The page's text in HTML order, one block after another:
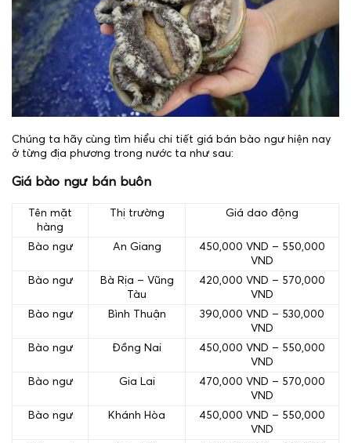
Chúng ta hãy cùng tìm hiểu chi tiết giá bán bào ngư hiện nay
ở từng địa phương trong nước ta như sau:
Giá bào ngư bán buôn
Tên mặt
hàng
Thị trường Giá dao động
Bào ngư An Giang
450,000 VND – 550,000
VND
Bào ngư
Bà Rịa – Vũng
Tàu
420,000 VND – 570,000
VND
Bào ngư
Bình Thuận
390,000 VND – 530,000
VND
Bào ngư
Đồng Nai
450,000 VND – 550,000
VND
Bào ngư
Gia Lai
470,000 VND – 570,000
VND
Bào ngư
Khánh Hòa
450,000 VND – 550,000
VND